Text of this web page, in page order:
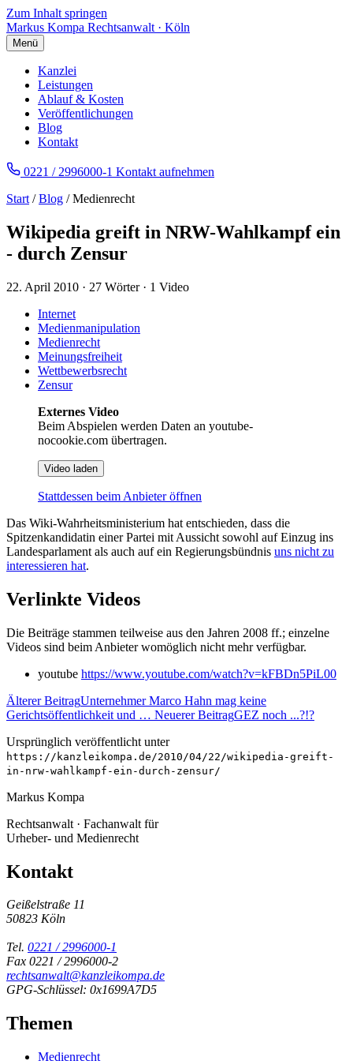
Zum Inhalt springen
Markus Kompa Rechtsanwalt · Köln
Menü
Kanzlei
Leistungen
Ablauf & Kosten
Veröffentlichungen
Blog
Kontakt
0221 / 2996000-1 Kontakt aufnehmen
Start /Blog / Medienrecht
Wikipedia greift in NRW-Wahlkampf ein
- durch Zensur
22. April 2010 · 27 Wörter · 1 Video
Internet
Medienmanipulation
Medienrecht
Meinungsfreiheit
Wettbewerbsrecht
Zensur
Externes Video
Beim Abspielen werden Daten an youtube-
nocookie.com übertragen.
Video laden
Stattdessen beim Anbieter öffnen
Das Wiki-Wahrheitsministerium hat entschieden, dass die
Spitzenkandidatin einer Partei mit Aussicht sowohl auf Einzug ins
Landesparlament als auch auf ein Regierungsbündnis uns nicht zu
interessieren hat.
Verlinkte Videos
Die Beiträge stammen teilweise aus den Jahren 2008 ff.; einzelne
Videos sind beim Anbieter womöglich nicht mehr verfügbar.
youtube https://www.youtube.com/watch?v=kFBDn5PiL00
Älterer BeitragUnternehmer Marco Hahn mag keine
Gerichtsöffentlichkeit und … Neuerer BeitragGEZ noch ...?!?
Ursprünglich veröffentlicht unter
https://kanzleikompa.de/2010/04/22/wikipedia-greift-
in-nrw-wahlkampf-ein-durch-zensur/
Markus Kompa
Rechtsanwalt · Fachanwalt für
Urheber- und Medienrecht
Kontakt
Geißelstraße 11
50823 Köln
Tel. 0221 / 2996000-1
Fax 0221 / 2996000-2
rechtsanwalt@kanzleikompa.de
GPG-Schlüssel: 0x1699A7D5
Themen
Medienrecht